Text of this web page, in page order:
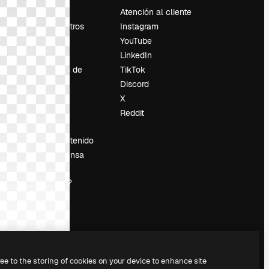
Sobre nosotros
Empleo
Tendencias de
búsqueda
Vender contenido
Sala de prensa
magnific.ai?
Atención al cliente
Instagram
YouTube
LinkedIn
TikTok
Discord
X
Reddit
to the storing of cookies on your device to enhance site